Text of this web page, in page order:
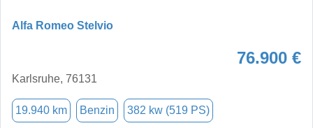
Alfa Romeo Stelvio
76.900 €
Karlsruhe, 76131
19.940 km Benzin 382 kw (519 PS)